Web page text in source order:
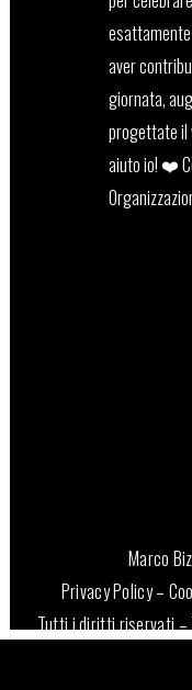
aver
giornata,
progettate il
aiuto io! ❤️
Marco
Privacy Policy–
Tutti i diritti riservati –